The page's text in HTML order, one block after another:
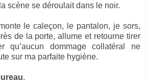
scène se déroulait dans le noir.
le caleçon, le pantalon, je sors,
de la porte, allume et retourne tirer
qu’aucun dommage collatéral ne
sur ma parfaite hygiène.
.